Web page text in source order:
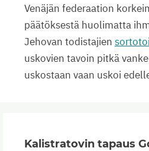
Venäjän federaation
päätöksestä huolimatta
Jehovan todistajien
uskovien tavoin pitkä
uskostaan vaan uskoi
Kalistratovin tapaus